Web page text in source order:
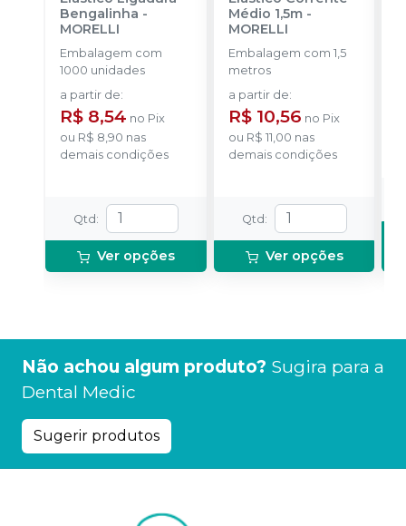
Bengalinha -
MORELLI
Embalagem com
1000 unidades
a partir de:
R$ 8,54 no Pix
ou R$ 8,90 nas
demais condições
Qtd :
Ver opções
Médio 1,5m-
MORELLI
Embalagem com 1,5
metros
a partir de:
R$ 10,56 no Pix
ou R$ 11,00 nas
demais condições
Qtd :
Ver opções
Não achou algum produto? Sugira para a
Dental Medic
Sugerir produtos